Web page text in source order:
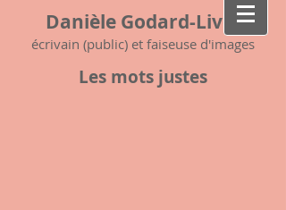
Danièle Godard-Livet
écrivain (public) et faiseuse d'images
Les mots justes